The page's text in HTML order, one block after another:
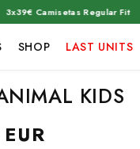
Camisetas Regular Fit ·
SHOP LAST UNITS
KIDS